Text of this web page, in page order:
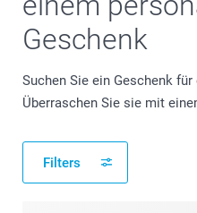
Geschenk
Suchen Sie ein Geschenk
Überraschen Sie sie mit
Filters